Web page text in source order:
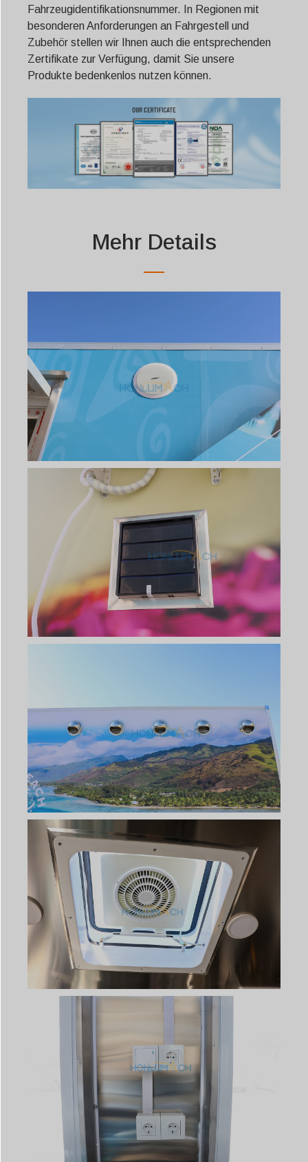
Fahrzeugidentifikationsnummer. In Regionen mit
besonderen Anforderungen an Fahrgestell und
Zubehör stellen wir Ihnen auch die entsprechenden
Zertifikate zur Verfügung, damit Sie unsere
Produkte bedenkenlos nutzen können.
Mehr Details
Slovenščina
Latviešu valoda
Dansk
Hrvatski
Српски језик
Norsk nynorsk
Eesti
Български
Nederlands (België)
हिन्दी
Norsk bokmål
Slovenčina
Svenska